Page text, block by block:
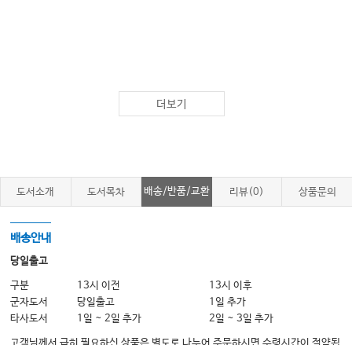
더보기
도서소개 도서목차 배송/반품/교환 리뷰(0) 상품문의
배송안내
당일출고
구분 13시 이전
13시 이후
군자도서
당일출고
1일 추가
타사도서
1일 ~ 2일 추가 2일 ~ 3일 추가